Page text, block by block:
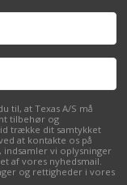
til, at Texas A/S må
tilbehør og
trække dit samtykket
at kontakte os på
indsamler vi oplysninger
af vores nyhedsmail.
og rettigheder i vores